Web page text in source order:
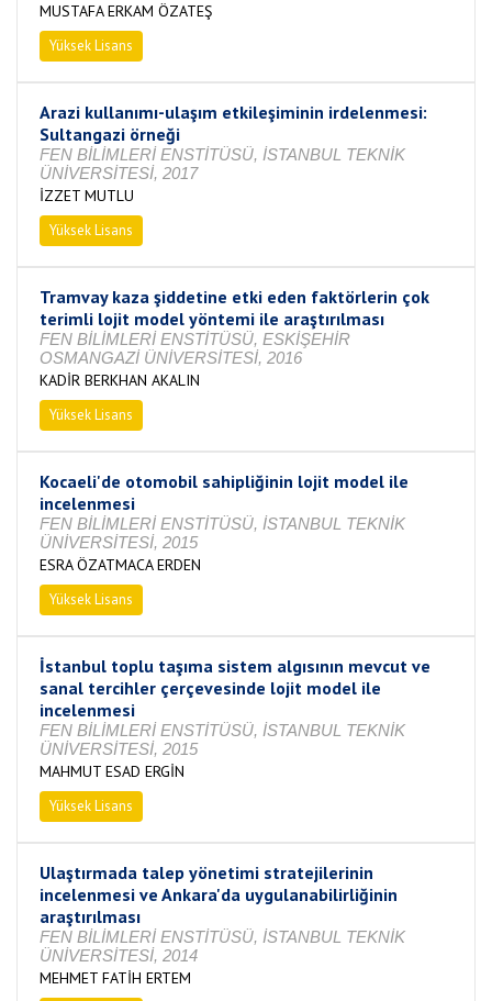
MUSTAFA ERKAM ÖZATEŞ
Yüksek Lisans
Arazi kullanımı-ulaşım etkileşiminin irdelenmesi:
Sultangazi örneği
FEN BİLİMLERİ ENSTİTÜSÜ, İSTANBUL TEKNİK
ÜNİVERSİTESİ, 2017
İZZET MUTLU
Yüksek Lisans
Tramvay kaza şiddetine etki eden faktörlerin çok
terimli lojit model yöntemi ile araştırılması
FEN BİLİMLERİ ENSTİTÜSÜ, ESKİŞEHİR
OSMANGAZİ ÜNİVERSİTESİ, 2016
KADİR BERKHAN AKALIN
Yüksek Lisans
Kocaeli'de otomobil sahipliğinin lojit model ile
incelenmesi
FEN BİLİMLERİ ENSTİTÜSÜ, İSTANBUL TEKNİK
ÜNİVERSİTESİ, 2015
ESRA ÖZATMACA ERDEN
Yüksek Lisans
İstanbul toplu taşıma sistem algısının mevcut ve
sanal tercihler çerçevesinde lojit model ile
incelenmesi
FEN BİLİMLERİ ENSTİTÜSÜ, İSTANBUL TEKNİK
ÜNİVERSİTESİ, 2015
MAHMUT ESAD ERGİN
Yüksek Lisans
Ulaştırmada talep yönetimi stratejilerinin
incelenmesi ve Ankara'da uygulanabilirliğinin
araştırılması
FEN BİLİMLERİ ENSTİTÜSÜ, İSTANBUL TEKNİK
ÜNİVERSİTESİ, 2014
MEHMET FATİH ERTEM